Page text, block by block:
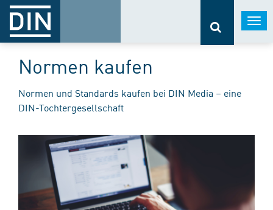
Normen kaufen
Normen und Standards kaufen bei DIN Media – eine
DIN-Tochtergesellschaft